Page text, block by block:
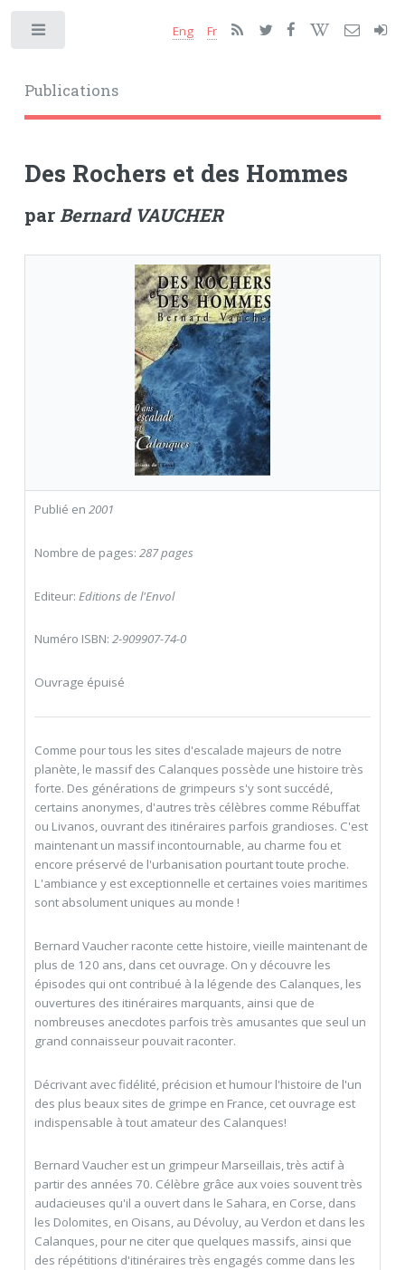
Publications
Eng Fr
Des Rochers et des Hommes
parBernard VAUCHER
Publié en 2001
Nombre de pages: 287 pages
Editeur: Editions de l'Envol
Numéro ISBN: 2-909907-74-0
Ouvrage épuisé
Comme pour tous les sites d'escalade majeurs de notre
planète, le massif des Calanques possède une histoire très
forte. Des générations de grimpeurs s'y sont succédé,
certains anonymes, d'autres très célèbres comme Rébuffat
ou Livanos, ouvrant des itinéraires parfois grandioses. C'est
maintenant un massif incontournable, au charme fou et
encore préservé de l'urbanisation pourtant toute proche.
L'ambiance y est exceptionnelle et certaines voies maritimes
sont absolument uniques au monde !
Bernard Vaucher raconte cette histoire, vieille maintenant de
plus de 120 ans, dans cet ouvrage. On y découvre les
épisodes qui ont contribué à la légende des Calanques, les
ouvertures des itinéraires marquants, ainsi que de
nombreuses anecdotes parfois très amusantes que seul un
grand connaisseur pouvait raconter.
Décrivant avec fidélité, précision et humour l'histoire de l'un
des plus beaux sites de grimpe en France, cet ouvrage est
indispensable à tout amateur des Calanques!
Bernard Vaucher est un grimpeur Marseillais, très actif à
partir des années 70. Célèbre grâce aux voies souvent très
audacieuses qu'il a ouvert dans le Sahara, en Corse, dans
les Dolomites, en Oisans, au Dévoluy, au Verdon et dans les
Calanques, pour ne citer que quelques massifs, ainsi que
des répétitions d'itinéraires très engagés comme dans les